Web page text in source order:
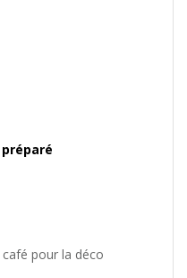
pour la déco